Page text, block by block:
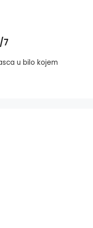
7
u bilo kojem